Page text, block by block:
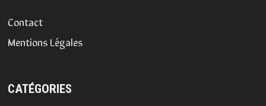
Contact
Mentions Légales
CATÉGORIES